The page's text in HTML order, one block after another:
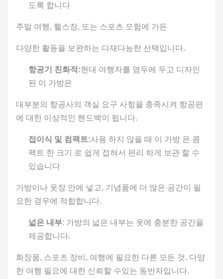
성별
섹스
성인
제조
무한
패턴
편지
닫기
지퍼
도록 합니다
주말 여행, 헬스장, 또는 스포츠 모험에 가든
다양한 활동을 보완하는 다재다능한 선택입니다.
항공기 친화적:현대 여행자를 염두에 두고 디자인
된 이 가방은
대부분의 항공사의 객실 요구 사항을 충족시켜 항공편
에 대한 이상적인 핸드백이 됩니다.
접이식 및 컴팩트:사용 하지 않을 때 이 가방 은 콤
팩트 한 크기 로 쉽게 접혀서 편리 하게 보관 할 수
있습니다
가방이나 옷장 안에 넣고, 기념품에 더 많은 공간이 필
요한 경우에 적합합니다.
넓은 내부: 가방의 넓은 내부는 옷에 충분한 공간을
제공합니다.
화장품, 스포츠 장비, 여행에 필요한 다른 모든 것. 다양
한 여행 필요에 대한 신뢰할 수있는 동반자입니다.